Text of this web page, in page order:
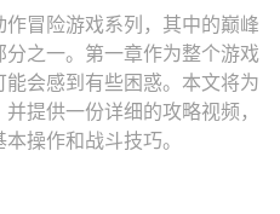
冒险游戏系列，其中的巅峰
之一。第一章作为整个游戏
会感到有些困惑。本文将为
提供一份详细的攻略视频，
操作和战斗技巧。